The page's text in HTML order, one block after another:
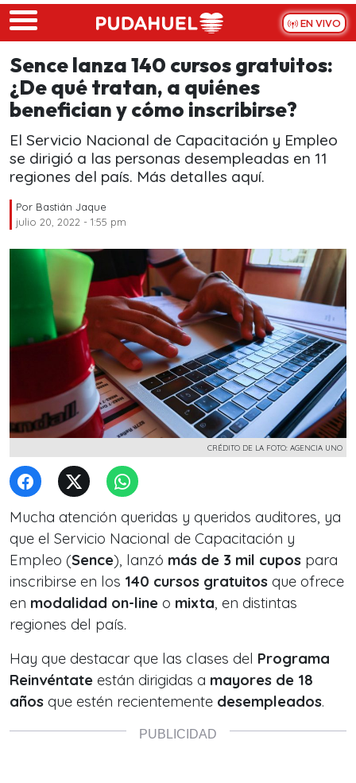
Skip to main content
EN VIVO
Sence lanza 140 cursos gratuitos:
¿De qué tratan, a quiénes
benefician y cómo inscribirse?
El Servicio Nacional de Capacitación y Empleo
se dirigió a las personas desempleadas en 11
regiones del país. Más detalles aquí.
Por Bastián Jaque
julio 20, 2022 - 1:55 pm
CRÉDITO DE LA FOTO: AGENCIA UNO
Mucha atención queridas y queridos auditores, ya
que el Servicio Nacional de Capacitación y
Empleo (Sence), lanzó más de 3 mil cupos para
inscribirse en los 140 cursos gratuitos que ofrece
en modalidad on-line o mixta, en distintas
regiones del país.
Hay que destacar que las clases del Programa
Reinvéntate están dirigidas a mayores de 18
años que estén recientemente desempleados.